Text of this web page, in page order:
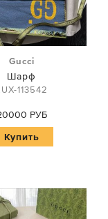
Gucci
Шарф
113542
РУБ
Купить